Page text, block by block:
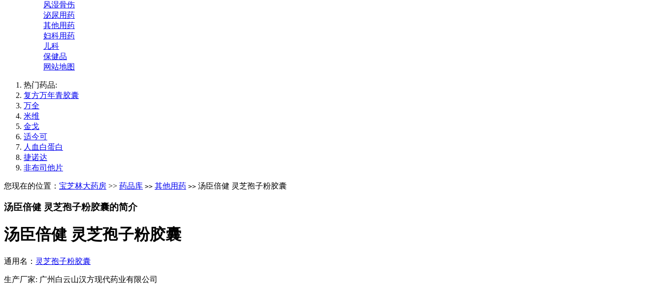
风湿骨伤
泌尿用药
其他用药
妇科用药
儿科
保健品
网站地图
热门药品:
复方万年青胶囊
万全
米维
金戈
适今可
人血白蛋白
捷诺达
非布司他片
您现在的位置： 宝芝林大药房 >> 药品库 >> 其他用药 >> 汤臣倍健 灵芝孢子粉胶囊
汤臣倍健 灵芝孢子粉胶囊的简介
汤臣倍健 灵芝孢子粉胶囊
通用名： 灵芝孢子粉胶囊
生产厂家: 广州白云山汉方现代药业有限公司